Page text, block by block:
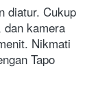
diatur. Cukup
dan kamera
Nikmati
Tapo